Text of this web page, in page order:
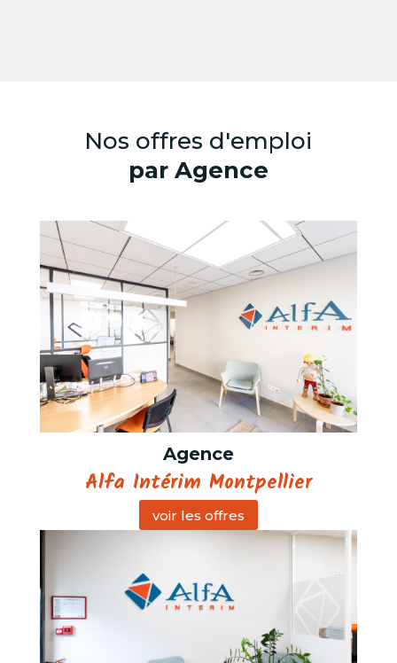
Nos offres d'emploi
par Agence
Agence
Alfa Intérim Montpellier
voir les offres